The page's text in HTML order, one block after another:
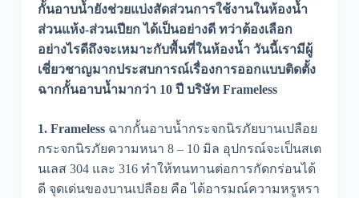
กั้นอาบน้ำยังช่วยแบ่งสัดส่วนการใช้งานในห้องน้ำ
ส่วนแห้ง-ส่วนเปียก ได้เป็นอย่างดี ทว่าต้องเลือก
อย่างไรดีถึงจะเหมาะกับพื้นที่ในห้องน้ำ วันนี้เรามีผู้
เชี่ยวชาญมากประสบการณ์เรื่องการออกแบบติดตั้ง
ฉากกั้นอาบน้ำมากว่า 10 ปี บริษัท Frameless
1. Framelessฉากกั้นอาบน้ำกระจกนิรภัยบานเปลือย
กระจกนิรภัยความหนา 8 – 10 มิล อุปกรณ์จะเป็นสเต
นเลส 304 และ 316 ทำให้ทนทานต่อการกัดกร่อนได้
ดี จุดเด่นของบานเปลือย คือ ได้อารมณ์ความหรูหรา